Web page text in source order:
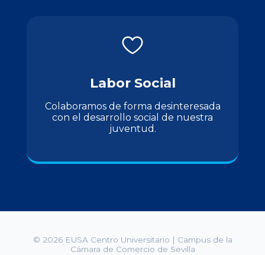
Labor Social
Colaboramos de forma desinteresada
con el desarrollo social de nuestra
juventud.
© 2026 EUSA Centro Universitario | Campus de la
Cámara de Comercio de Sevilla